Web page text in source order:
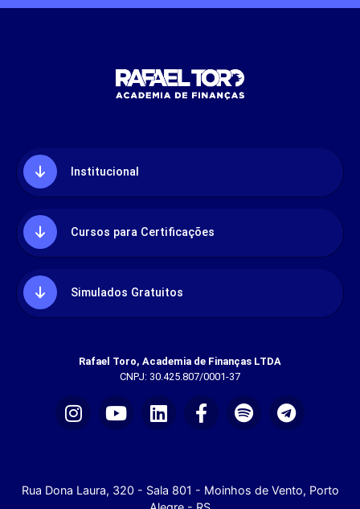
Institucional
Cursos para Certificações
Simulados Gratuitos
Rafael Toro, Academia de Finanças LTDA
CNPJ: 30.425.807/0001-37
Rua Dona Laura, 320 - Sala 801 - Moinhos de Vento, Porto